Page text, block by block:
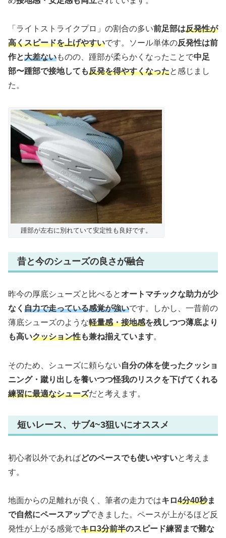
「ライトストライクプロ」の割合の多い前足部は反発性が
高くスピードを上げやすいです。ソール単体の反発性は前
作と大差ないものの、踵部が柔らかくなったことで中足
部〜踵部で接地しても反発を得やすくなったと感じまし
た。
踵部が左右に別れていて安定性も良好です。
昔と今のシューズの良さが融合
昨今の厚底シューズと比べると オートマチックな助力が少
なく 自力で走っている感覚が強いです。しかし、一昔前の
薄底シューズのような軽量感・接地感を残しつつ薄底より
も高いクッション性も兼ね揃えています。
そのため、シューズに頼らない自分の体を使ったクッショ
ニング・蹴り出しを養いつつ怪我のリスクを下げてくれる
練習に最適なシューズだと考えます。
短いレース、サブ4~3狙いにオススメ
初心者以外であればどのペースでも使いやすいと考えま
す。
地面からの足離れが良く、 筆者の走力ではキロ4分40秒ま
で自然にペースアップできました。 ペースが上がるほど反
発性が上がる感覚でキロ3分前半のスピード練習まで難な